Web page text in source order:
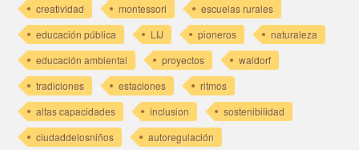
creatividad
montessori
escuelas rurales
educación pública
LIJ pioneros
naturaleza
educación ambiental
proyectos
waldorf
tradiciones
estaciones
ritmos
altas capacidades
inclusion
sostenibilidad
ciudaddelosniños
autoregulación